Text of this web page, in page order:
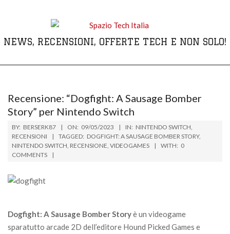
NEWS, RECENSIONI, OFFERTE TECH E NON SOLO!
MenuRecensione: “Dogfight: A Sausage Bomber
Story” per Nintendo Switch
BY: BERSERK87 ON: 09/05/2023 IN: NINTENDO SWITCH
RECENSIONI
TAGGED: DOGFIGHT: A SAUSAGE BOMBER STORY,
NINTENDO SWITCH RECENSIONE VIDEOGAMES WITH: 0
COMMENTS
Dogfight: A Sausage Bomber Storyè un videogame
sparatutto arcade 2D dell’editore Hound Picked Games e